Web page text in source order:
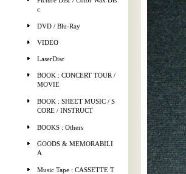
c
DVD / Blu-Ray
VIDEO
LaserDisc
BOOK : CONCERT TOUR /
MOVIE
BOOK : SHEET MUSIC / S
CORE / INSTRUCT
BOOKS : Others
GOODS & MEMORABILI
A
Music Tape : CASSETTE T